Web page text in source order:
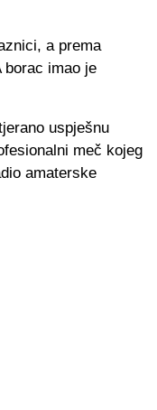
a prema
borac imao je
uspješnu
meč kojeg
amaterske